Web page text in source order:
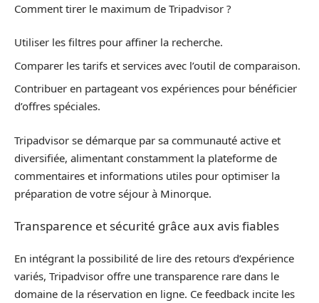
Comment tirer le maximum de Tripadvisor ?
Utiliser les filtres pour affiner la recherche.
Comparer les tarifs et services avec l’outil de comparaison.
Contribuer en partageant vos expériences pour bénéficier
d’offres spéciales.
Tripadvisor se démarque par sa communauté active et
diversifiée, alimentant constamment la plateforme de
commentaires et informations utiles pour optimiser la
préparation de votre séjour à Minorque.
Transparence et sécurité grâce aux avis fiables
En intégrant la possibilité de lire des retours d’expérience
variés, Tripadvisor offre une transparence rare dans le
domaine de la réservation en ligne. Ce feedback incite les